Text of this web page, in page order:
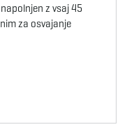
z vsaj 45
za osvajanje